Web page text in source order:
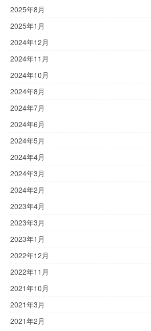
2025年8月
2025年1月
2024年12月
2024年11月
2024年10月
2024年8月
2024年7月
2024年6月
2024年5月
2024年4月
2024年3月
2024年2月
2023年4月
2023年3月
2023年1月
2022年12月
2022年11月
2021年10月
2021年3月
2021年2月